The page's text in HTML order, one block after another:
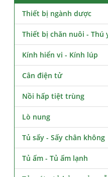
Thiết bị ngành dược
Thiết bị chăn nuôi - Thú
Kính hiển vi - Kính lúp
Cân điện tử
Nồi hấp tiệt trùng
Lò nung
Tủ sấy - Sấy chân không
Tủ ấm - Tủ ấm lạnh